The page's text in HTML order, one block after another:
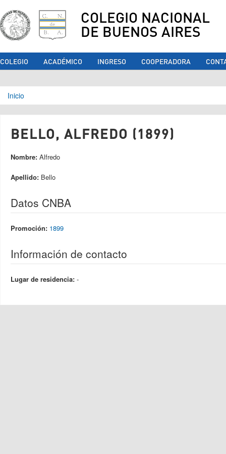
COLEGIO NACIONAL
DE BUENOS AIRES
COLEGIO ACADÉMICO INGRESO COOPERADORA
Se encuentra usted aquí
Inicio
BELLO, ALFREDO (1899)
Nombre: Alfredo
Apellido: Bello
Datos CNBA
Promoción: 1899
Información de contacto
Lugar de residencia: -